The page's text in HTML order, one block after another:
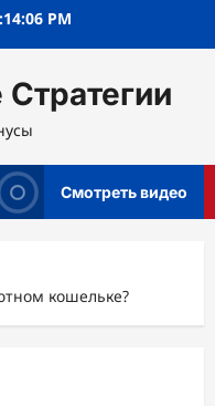
PM
Смотреть видео
кошельке?